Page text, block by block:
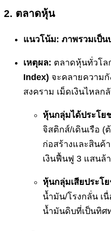
2. ตลาดหุ้น
แนวโน้ม: ภาพรวมเป็น
เหตุผล: ตลาดหุ้นทั่วโล
Index) จะคลายความกั
สงคราม เม็ดเงินไหลก
หุ้นกลุ่มได้ประโย
จิสติกส์/เดินเรือ
ก่อสร้างและสินค้
เงินฟื้นฟู 3 แสนล้
หุ้นกลุ่มเสียประโ
น้ำมัน/โรงกลั่น เ
น้ำมันดิบที่เป็นทิศ